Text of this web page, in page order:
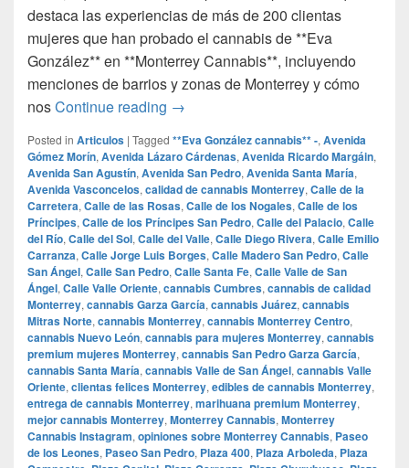
destaca las experiencias de más de 200 clientas
mujeres que han probado el cannabis de **Eva
González** en **Monterrey Cannabis**, incluyendo
menciones de barrios y zonas de Monterrey y cómo
nosContinue reading ## Más de 200 Clientas Felices en
→
Posted in Articulos | Tagged **Eva González cannabis** -, Avenida
Gómez Morín, Avenida Lázaro Cárdenas, Avenida Ricardo Margáin,
Avenida San Agustín, Avenida San Pedro, Avenida Santa María,
Avenida Vasconcelos, calidad de cannabis Monterrey, Calle de la
Carretera, Calle de las Rosas, Calle de los Nogales, Calle de los
Príncipes, Calle de los Príncipes San Pedro, Calle del Palacio, Calle
del Río, Calle del Sol, Calle del Valle, Calle Diego Rivera, Calle Emilio
Carranza, Calle Jorge Luis Borges, Calle Madero San Pedro, Calle
San Ángel, Calle San Pedro, Calle Santa Fe, Calle Valle de San
Ángel, Calle Valle Oriente, cannabis Cumbres, cannabis de calidad
Monterrey, cannabis Garza García, cannabis Juárez, cannabis
Mitras Norte, cannabis Monterrey, cannabis Monterrey Centro,
cannabis Nuevo León, cannabis para mujeres Monterrey, cannabis
premium mujeres Monterrey, cannabis San Pedro Garza García,
cannabis Santa María, cannabis Valle de San Ángel, cannabis Valle
Oriente, clientas felices Monterrey, edibles de cannabis Monterrey,
entrega de cannabis Monterrey, marihuana premium Monterrey,
mejor cannabis Monterrey, Monterrey Cannabis, Monterrey
Cannabis Instagram, opiniones sobre Monterrey Cannabis, Paseo
de los Leones, Paseo San Pedro, Plaza 400, Plaza Arboleda, Plaza